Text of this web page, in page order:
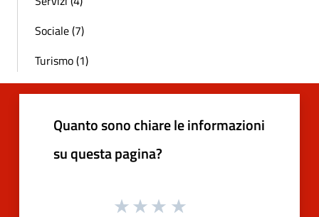
Sociale (7)
Turismo (1)
Quanto sono chiare le informazioni
su questa pagina?